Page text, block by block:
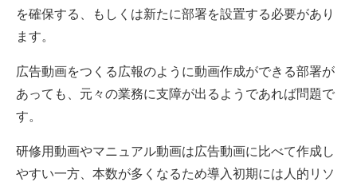
を確保する、もしくは新たに部署を設置する必要があり
ます。
広告動画をつくる広報のように動画作成ができる部署が
あっても、元々の業務に支障が出るようであれば問題で
す。
研修用動画やマニュアル動画は広告動画に比べて作成し
やすい一方、本数が多くなるため導入初期には人的リソ